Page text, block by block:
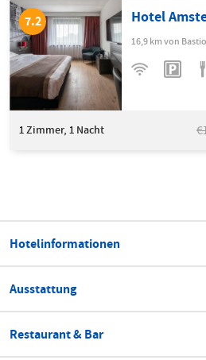
7.2 Hotel
16,9 km von
1Zimmer, 1 Nacht
Hotelinformationen
Ausstattung
Restaurant & Bar